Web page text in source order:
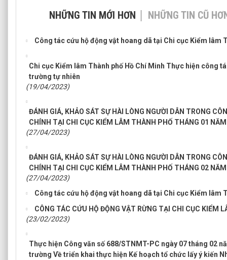
NHỮNG TIN MỚI HƠN NHỮNG TIN CŨ
Công tác cứu hộ động vật hoang dã tại Chi cục Kiểm lâm
Chi cục Kiểm lâm Thành phố Hồ Chí Minh Thực hiện công
trường tự nhiên
(19/04/2023)
ĐÁNH GIÁ, KHẢO SÁT SỰ HÀI LÒNG NGƯỜI DÂN TRONG
CHÍNH TẠI CHI CỤC KIỂM LÂM THÀNH PHỐ THÁNG 01
(27/04/2023)
ĐÁNH GIÁ, KHẢO SÁT SỰ HÀI LÒNG NGƯỜI DÂN TRONG
CHÍNH TẠI CHI CỤC KIỂM LÂM THÀNH PHỐ THÁNG 02
(27/04/2023)
Công tác cứu hộ động vật hoang dã tại Chi cục Kiểm lâm
CÔNG TÁC CỨU HỘ ĐỘNG VẬT RỪNG TẠI CHI CỤC KIỂM
(23/02/2023)
Thực hiện Công văn số 688/STNMT-PC ngày 07 tháng 02
trường Về triển khai thực hiện Kế hoạch tổ chức lấy ý kiến